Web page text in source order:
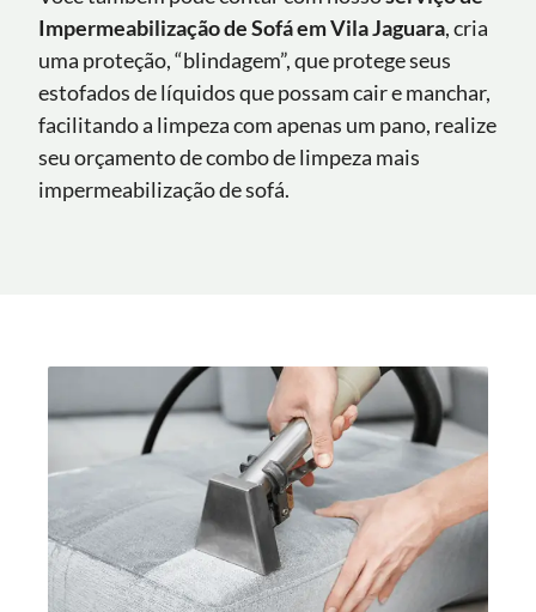
Impermeabilização de SofáemVila Jaguara, cria
uma proteção, “blindagem”, que protege seus
estofados de líquidos que possam cair e manchar,
facilitando a limpeza com apenas um pano, realize
seu orçamento de combo de limpeza mais
impermeabilização de sofá.